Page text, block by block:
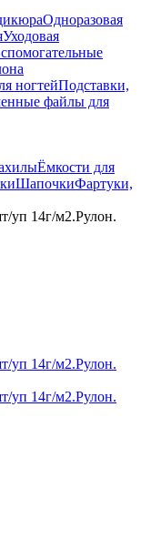
Одноразовая
Уходовая
ногтейПодставки,
файлы для
Ёмкости для
ШапочкиФартуки,
уп 14г/м2.Рулон.